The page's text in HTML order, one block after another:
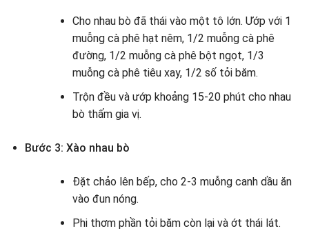
Cho nhau bò đã thái vào một tô lớn. Ướp với 1
muỗng cà phê hạt nêm, 1/2 muỗng cà phê
đường, 1/2 muỗng cà phê bột ngọt, 1/3
muỗng cà phê tiêu xay, 1/2 số tỏi băm.
Trộn đều và ướp khoảng 15-20 phút cho nhau
bò thấm gia vị.
Bước 3: Xào nhau bò
Đặt chảo lên bếp, cho 2-3 muỗng canh dầu ăn
vào đun nóng.
Phi thơm phần tỏi băm còn lại và ớt thái lát.